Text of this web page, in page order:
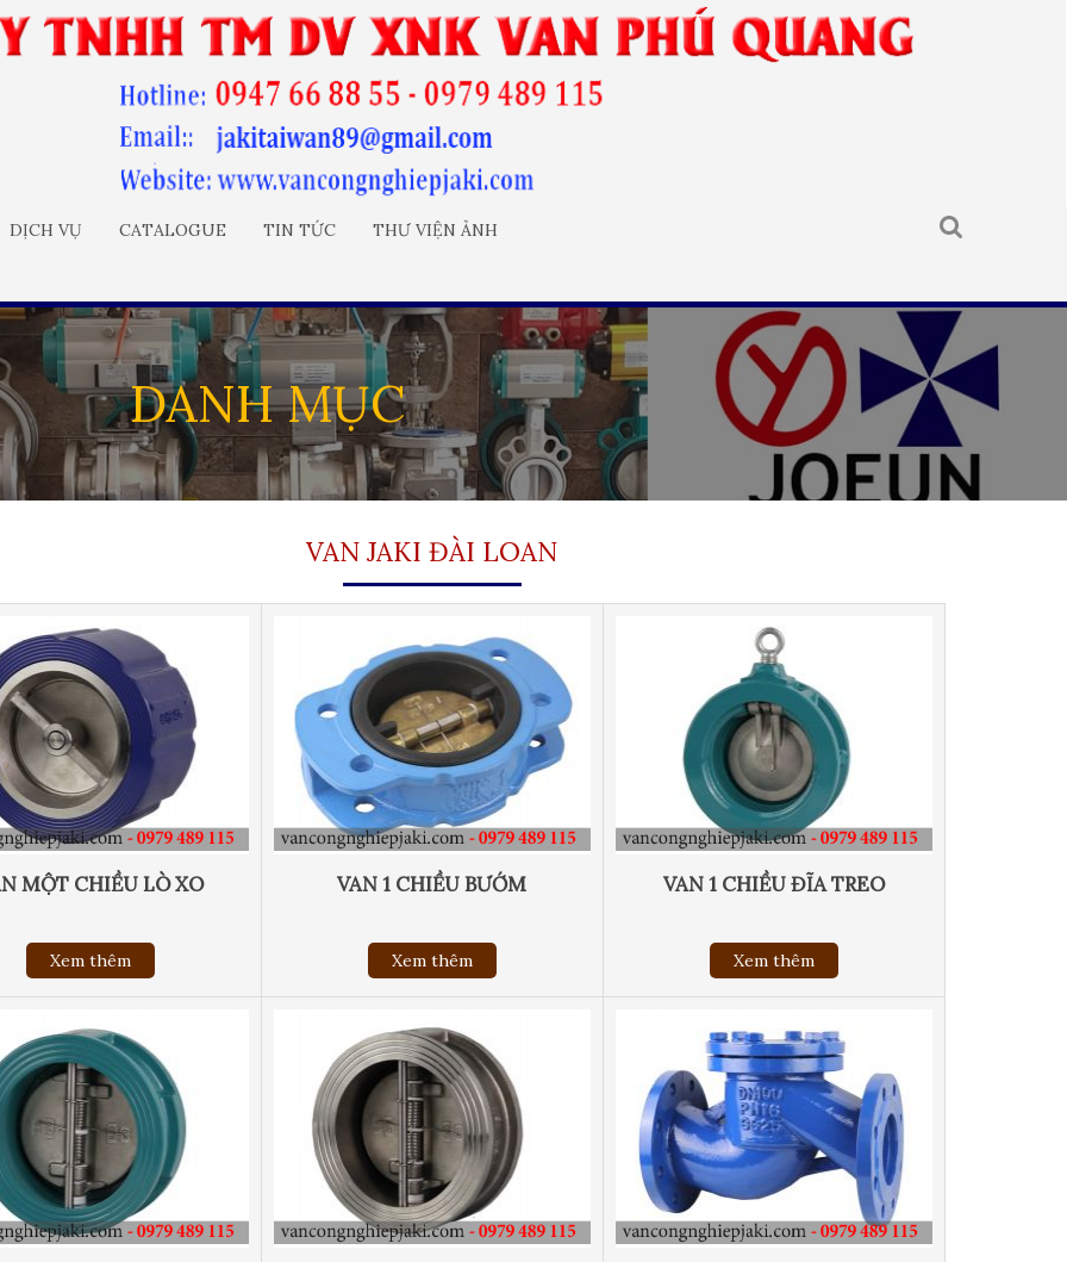
DỊCH VỤ CATALOGUE TIN TỨC THƯ VIỆN ẢNH
DANH MỤC
VAN JAKI ĐÀI LOAN
MỘT CHIỀU LÒ XO
Xem thêm
VAN 1 CHIỀU BƯỚM
Xem thêm
VAN 1 CHIỀU ĐĨA TREO
Xem thêm